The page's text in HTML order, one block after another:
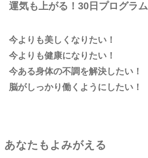
運気も上がる！30日プログラム
今よりも美しくなりたい！
今よりも健康になりたい！
今ある身体の不調を解決したい！
脳がしっかり働くようにしたい！
あなたもよみがえる